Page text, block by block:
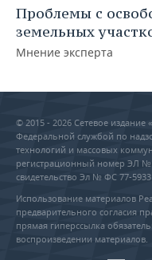
Проблемы с
земельных
Мнение эксперта
© 2015 - 2026 Сетевое издание
Федеральной службой по
технологий и массовых
регистрационный номер ЭЛ №
свидетельство Эл № ФС 77-
Использование материалов
предварительного согласия
прямая гиперссылка
воспроизведении материалов.